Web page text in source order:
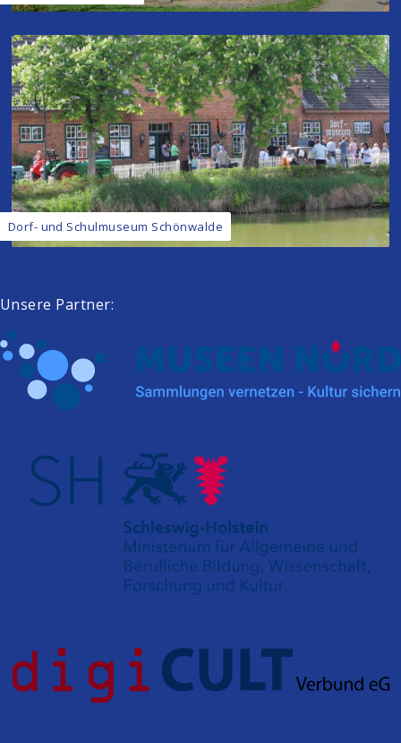
Dorf- und Schulmuseum Schönwalde
Unsere Partner: